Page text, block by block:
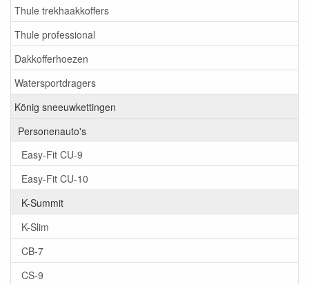
Thule trekhaakkoffers
Thule professional
Dakkofferhoezen
Watersportdragers
König sneeuwkettingen
Personenauto's
Easy-Fit CU-9
Easy-Fit CU-10
K-Summit
K-Slim
CB-7
CS-9